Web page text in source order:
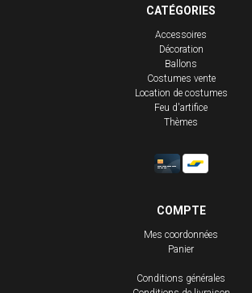
CATÉGORIES
Accessoires
Décoration
Ballons
Costumes vente
Location de costumes
Feu d'artifice
Thèmes
COMPTE
Mes coordonnées
Panier
Conditions générales